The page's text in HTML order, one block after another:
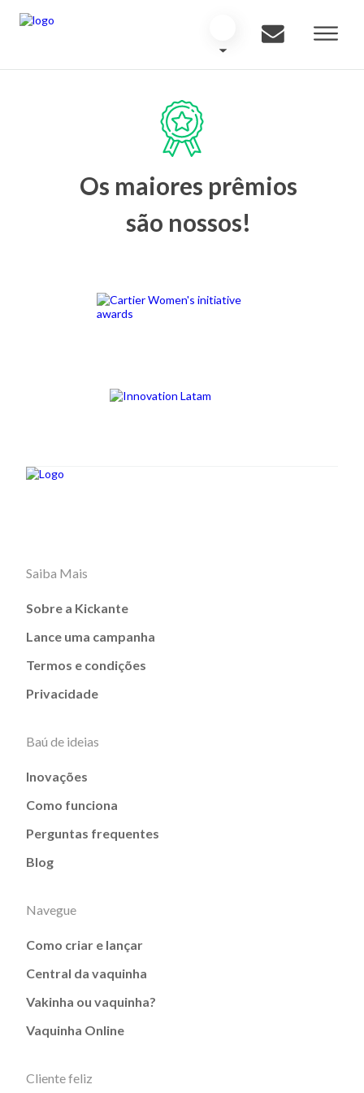
Os maiores prêmios
são nossos!
Saiba Mais
Sobre a Kickante
Lance uma campanha
Termos e condições
Privacidade
Baú de ideias
Inovações
Como funciona
Perguntas frequentes
Blog
Navegue
Como criar e lançar
Central da vaquinha
Vakinha ou vaquinha?
Vaquinha Online
Cliente feliz